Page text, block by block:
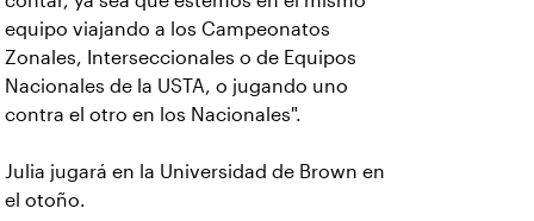
equipo viajando a los Campeonatos
Zonales, Interseccionales o de Equipos
Nacionales de la USTA, o jugando uno
contra el otro en los Nacionales".
Julia jugará en la Universidad de Brown en
el otoño.